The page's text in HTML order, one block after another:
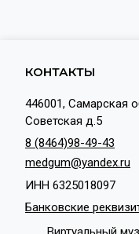
КОНТАКТЫ
446001, Самарская
Советская д.5
8 (8464)98-49-43
medgum@yandex.ru
ИНН 6325018097
Банковские